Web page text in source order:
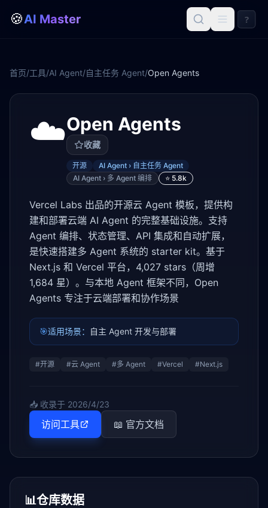
🍪AI Master ?
首页/工具/AI Agent/自主任务 Agent/Open Agents
☁️Open Agents
收藏
开源
AI Agent › 自主任务 Agent
AI Agent › 多 Agent 编排
⭐ 5.8k
Vercel Labs 出品的开源云 Agent 模板，提供构
建和部署云端 AI Agent 的完整基础设施。支持
Agent 编排、状态管理、API 集成和自动扩展，
是快速搭建多 Agent 系统的 starter kit。基于
Next.js 和 Vercel 平台，4,027 stars（周增
1,684 星）。与本地 Agent 框架不同，Open
Agents 专注于云端部署和协作场景
🎯适用场景： 自主 Agent 开发与部署
#开源 #云 Agent #多 Agent #Vercel #Next.js
📥 收录于 2026/4/23
访问工具 📖 官方文档
📊仓库数据